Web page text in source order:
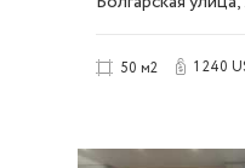
50 м2 1 240